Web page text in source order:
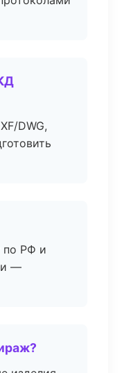
DWG,
по РФ и
—